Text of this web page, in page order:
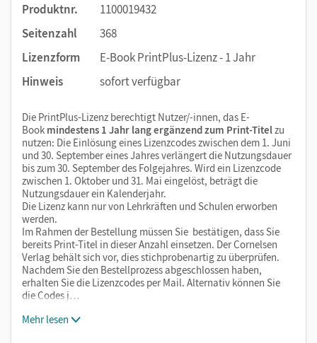
Produktnr.
1100019432
Seitenzahl
368
Lizenzform
E-Book PrintPlus-Lizenz - 1 Jahr
Hinweis
sofort verfügbar
Die PrintPlus-Lizenz berechtigt Nutzer/-innen, das E-
Book mindestens 1 Jahr lang ergänzend zum Print-Titelzu
nutzen: Die Einlösung eines Lizenzcodes zwischen dem 1. Juni
und 30. September eines Jahres verlängert die Nutzungsdauer
bis zum 30. September des Folgejahres. Wird ein Lizenzcode
zwischen 1. Oktober und 31. Mai eingelöst, beträgt die
Nutzungsdauer ein Kalenderjahr.
Die Lizenz kann nur von Lehrkräften und Schulen erworben
werden.
Im Rahmen der Bestellung müssen Sie bestätigen, dass Sie
bereits Print-Titel in dieser Anzahl einsetzen. Der Cornelsen
Verlag behält sich vor, dies stichprobenartig zu überprüfen.
Nachdem Sie den Bestellprozess abgeschlossen haben,
erhalten Sie die Lizenzcodes per Mail. Alternativ können Sie
die Codes j…
Mehr lesen